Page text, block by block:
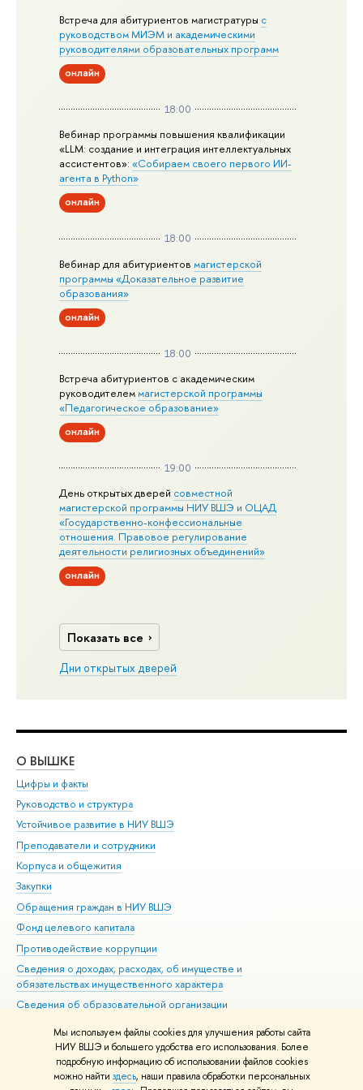
Мы используем файлы cookies для улучшения работы сайта
НИУ ВШЭ и большего удобства его использования. Более
подробную информацию об использовании файлов cookies
можно найти здесь, наши правила обработки персональных
Встреча для абитуриентов магистратуры с
руководством МИЭМ и академическими
руководителями образовательных программ
онлайн
18:00
Вебинар программы повышения квалификации
«LLM: создание и интеграция интеллектуальных
ассистентов»:«Собираем своего первого ИИ-
агента в Python»
онлайн
18:00
Вебинар для абитуриентовмагистерской
программы «Доказательное развитие
образования»
онлайн
18:00
Встреча абитуриентов с академическим
руководителеммагистерской программы
«Педагогическое образование»
онлайн
19:00
День открытых дверей совместной
магистерской программы НИУ ВШЭ и ОЦАД
«Государственно-конфессиональные
отношения. Правовое регулирование
деятельности религиозных объединений»
онлайн
Показать все
Дни открытых дверей
О ВЫШКЕ
Цифры и факты
Руководство и структура
Устойчивое развитие в НИУ ВШЭ
Преподаватели и сотрудники
Корпуса и общежития
Закупки
Обращения граждан в НИУ ВШЭ
Фонд целевого капитала
Противодействие коррупции
Сведения о доходах, расходах, об имуществе и
обязательствах имущественного характера
Сведения об образовательной организации
Людям с ограниченными возможностями здоровья
Единая платежная страница
Работа в Вышке